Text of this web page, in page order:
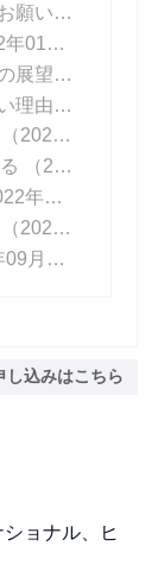
第76回 コロナ病床増床は、なぜお願いベースなのか？
日 掲載）
第78回 オミクロン。そして今後の展望
（2022年
第79回 オミクロンで死亡者が多い理由
（2022年
（2022年03月21日 掲載）
（2022年04月04日 掲載）
月25日 掲載）
（2022年05月23日 掲載）
掲載）
し込みはこちら
ョナル、ヒ